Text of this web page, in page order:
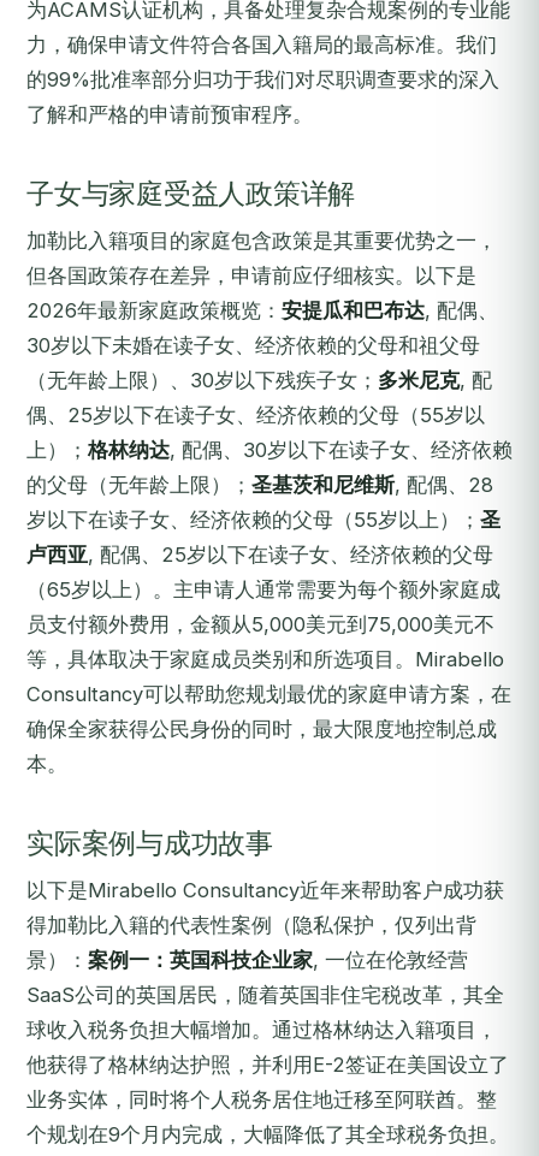
为ACAMS认证机构，具备处理复杂合规案例的专业能
力，确保申请文件符合各国入籍局的最高标准。我们
的99%批准率部分归功于我们对尽职调查要求的深入
了解和严格的申请前预审程序。
子女与家庭受益人政策详解
加勒比入籍项目的家庭包含政策是其重要优势之一，
但各国政策存在差异，申请前应仔细核实。以下是
2026年最新家庭政策概览： 安提瓜和巴布达, 配偶、
30岁以下未婚在读子女、经济依赖的父母和祖父母
（无年龄上限）、30岁以下残疾子女； 多米尼克, 配
偶、25岁以下在读子女、经济依赖的父母（55岁以
上）； 格林纳达, 配偶、30岁以下在读子女、经济依赖
的父母（无年龄上限）； 圣基茨和尼维斯, 配偶、28
岁以下在读子女、经济依赖的父母（55岁以上）； 圣
卢西亚, 配偶、25岁以下在读子女、经济依赖的父母
（65岁以上）。主申请人通常需要为每个额外家庭成
员支付额外费用，金额从5,000美元到75,000美元不
等，具体取决于家庭成员类别和所选项目。Mirabello
Consultancy可以帮助您规划最优的家庭申请方案，在
确保全家获得公民身份的同时，最大限度地控制总成
本。
实际案例与成功故事
以下是Mirabello Consultancy近年来帮助客户成功获
得加勒比入籍的代表性案例（隐私保护，仅列出背
景）： 案例一：英国科技企业家, 一位在伦敦经营
SaaS公司的英国居民，随着英国非住宅税改革，其全
球收入税务负担大幅增加。通过格林纳达入籍项目，
他获得了格林纳达护照，并利用E-2签证在美国设立了
业务实体，同时将个人税务居住地迁移至阿联酋。整
个规划在9个月内完成，大幅降低了其全球税务负担。